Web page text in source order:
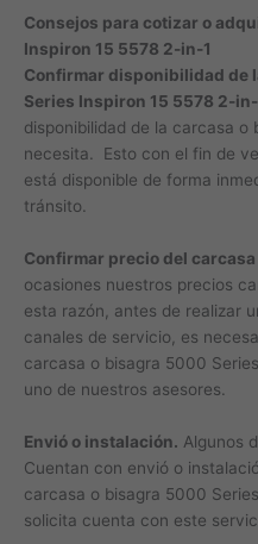
Consejos para cotizar o
Inspiron 15 5578 2-in-1
Confirmar disponibilidad de
Series Inspiron 15 5578 2-in-
disponibilidad de la carcasa o
necesita. Esto con el fin de
está disponible de forma
tránsito.
Confirmar precio del
ocasiones nuestros precios
esta razón, antes de realizar
canales de servicio, es
carcasa o bisagra 5000
uno de nuestros asesores.
Envió o instalación. Algunos
Cuentan con envió o
carcasa o bisagra 5000
solicita cuenta con este